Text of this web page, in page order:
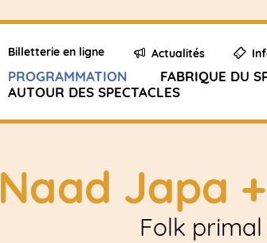
Billetterie en ligne Actualités
PROGRAMMATION FABRIQUE DU
AUTOUR DES SPECTACLES
Naad Japa
Folk